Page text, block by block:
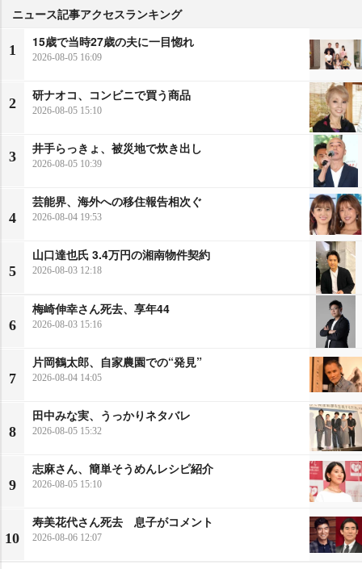
ニュース記事アクセスランキング
1
15歳で当時27歳の夫に一目惚れ
2026-08-05 16:09
2
研ナオコ、コンビニで買う商品
2026-08-05 15:10
3
井手らっきょ、被災地で炊き出し
2026-08-05 10:39
4
芸能界、海外への移住報告相次ぐ
2026-08-04 19:53
5
山口達也氏 3.4万円の湘南物件契約
2026-08-03 12:18
6
梅崎伸幸さん死去、享年44
2026-08-03 15:16
7
片岡鶴太郎、自家農園での“発見”
2026-08-04 14:05
8
田中みな実、うっかりネタバレ
2026-08-05 15:32
9
志麻さん、簡単そうめんレシピ紹介
2026-08-05 15:10
10
寿美花代さん死去 息子がコメント
2026-08-06 12:07